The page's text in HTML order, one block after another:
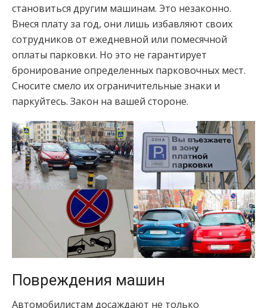
становиться другим машинам. Это незаконно.
Внеся плату за год, они лишь избавляют своих
сотрудников от ежедневной или помесячной
оплаты парковки. Но это не гарантирует
бронирование определенных парковочных мест.
Сносите смело их ограничительные знаки и
паркуйтесь. Закон на вашей стороне.
Повреждения машин
Автомобилистам досаждают не только